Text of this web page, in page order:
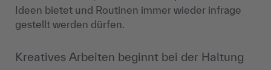
Ideen bietet und Routinen immer wieder infrage
gestellt werden dürfen.
Kreatives Arbeiten beginnt bei der Haltung